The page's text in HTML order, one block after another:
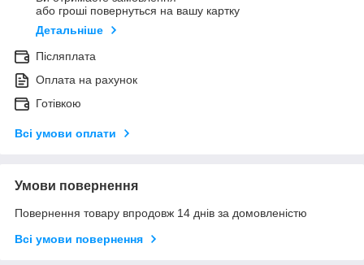
або гроші повернуться на вашу картку
Детальніше
Післяплата
Оплата на рахунок
Готівкою
Всі умови оплати
Умови повернення
Повернення товару впродовж 14 днів за домовленістю
Всі умови повернення